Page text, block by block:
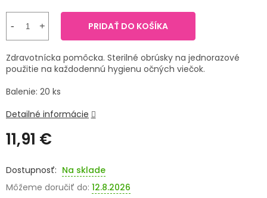
PRÍRODNÉ
LIEKY
VETERINA
SENIORI
ZNAČKY
Prihlásenie
11,91 €
cena:
Na sklade
Môžeme doručiť do: 12.8.2026
PRIDAŤ DO KOŠÍKA
Zdravotnícka pomôcka. Sterilné obrúsky na jednorazové
použitie na každodennú hygienu očných viečok.
Balenie: 20 ks
Detailné informácie